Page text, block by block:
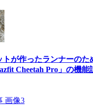
トが作ったランナーのた
Cheetah Pro」の機